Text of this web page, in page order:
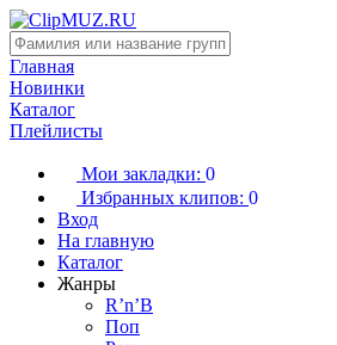
Главная
Новинки
Каталог
Плейлисты
Мои закладки: 0
Избранных клипов: 0
Вход
На главную
Каталог
Жанры
R’n’B
Поп